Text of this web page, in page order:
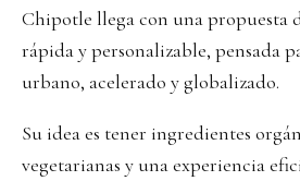
Chipotle llega con una propuesta
rápida y personalizable, pensada
urbano, acelerado y globalizado.
Su idea es tener ingredientes
vegetarianas y una experiencia